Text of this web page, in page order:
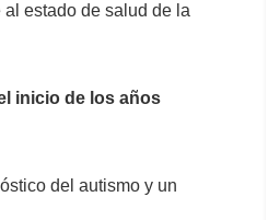
estado de salud de la
inicio de los años
del autismo y un